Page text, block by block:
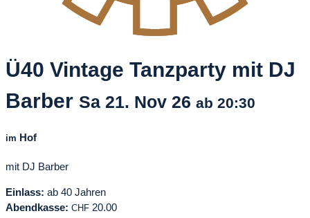
Ü40 Vintage Tanzparty mit DJ
Barber Sa 21. Nov 26 ab 20:30
im Hof
mit DJ Barber
Einlass: ab 40 Jahren
Abendkasse: CHF 20.00